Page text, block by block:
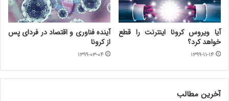
آیا ویروس کرونا اینترنت را قطع
خواهد کرد؟
۱۳۹۹-۱۱-۱۴
آینده فناوری و اقتصاد در فردای پس
از کرونا
۱۳۹۹-۰۳-۰۴
آخرین مطالب